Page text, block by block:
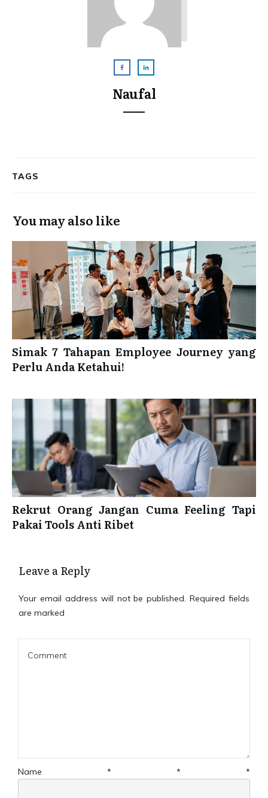
Naufal
TAGS
You may also like
Simak 7 Tahapan Employee Journey yang
Perlu Anda Ketahui!
Rekrut Orang Jangan Cuma Feeling Tapi
Pakai Tools Anti Ribet
Leave a Reply
Your email address will not be published. Required fields
are marked
Name * * *